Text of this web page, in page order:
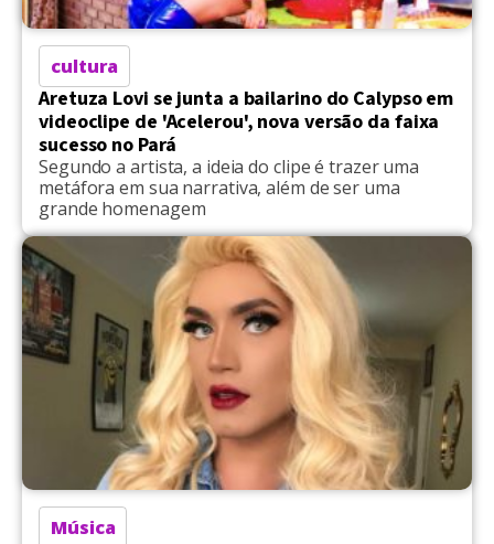
cultura
Aretuza Lovi se junta a bailarino do Calypso em
videoclipe de 'Acelerou', nova versão da faixa
sucesso no Pará
Segundo a artista, a ideia do clipe é trazer uma
metáfora em sua narrativa, além de ser uma
grande homenagem
Música